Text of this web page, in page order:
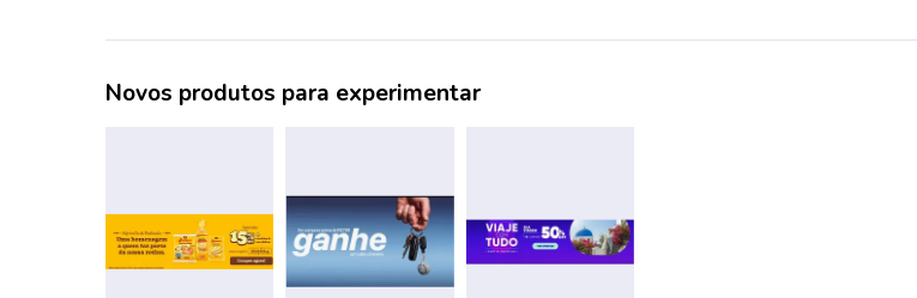
Novos produtos para experimentar